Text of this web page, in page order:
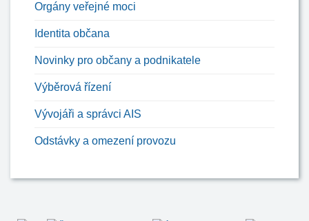
Orgány veřejné moci
Identita občana
Novinky pro občany a podnikatele
Výběrová řízení
Vývojáři a správci AIS
Odstávky a omezení provozu